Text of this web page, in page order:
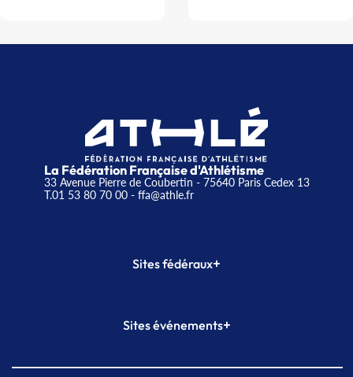
La Fédération Française d'Athlétisme
33 Avenue Pierre de Coubertin - 75640 Paris Cedex 13
T.01 53 80 70 00- ffa@athle.fr
Sites fédéraux+
Plateforme Formation
Sites événements+
Meeting de Paris indoor